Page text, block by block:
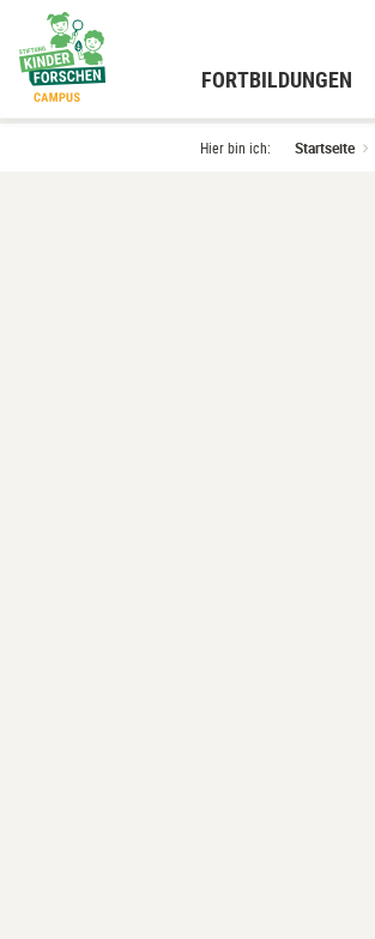
Hauptinhalt
wechseln
FORTBILDUNGEN
Hier bin ich: Startseite